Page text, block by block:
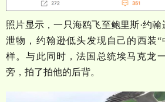
照片显示，一只海鸥飞至鲍里斯·约翰
泄物，约翰逊低头发现自己的西装“
样。与此同时，法国总统埃马克龙
旁，拍了拍他的后背。